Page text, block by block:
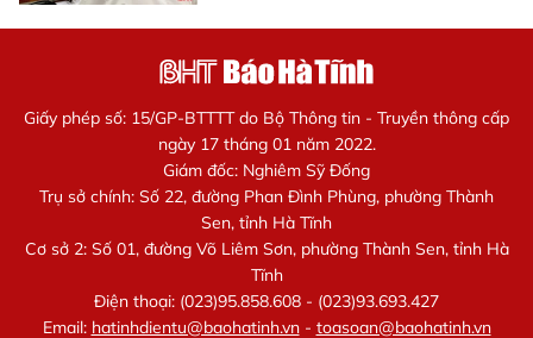
Giấy phép số: 15/GP-BTTTT do Bộ Thông tin - Truyền thông cấp
ngày 17 tháng 01 năm 2022.
Giám đốc: Nghiêm Sỹ Đống
Trụ sở chính: Số 22, đường Phan Đình Phùng, phường Thành
Sen, tỉnh Hà Tĩnh
Cơ sở 2: Số 01, đường Võ Liêm Sơn, phường Thành Sen, tỉnh Hà
Tĩnh
Điện thoại: (023)95.858.608 - (023)93.693.427
Email: hatinhdientu@baohatinh.vn- toasoan@baohatinh.vn